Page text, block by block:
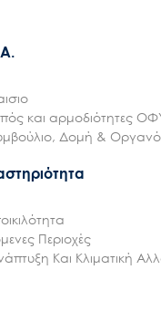
και αρμοδιότητες
Δομή &
Περιοχές
Και Κλιματική